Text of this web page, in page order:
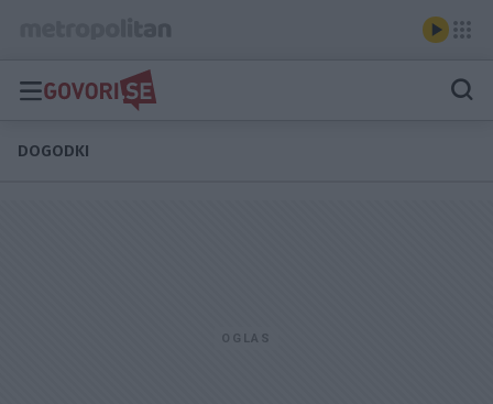
DOGODKI